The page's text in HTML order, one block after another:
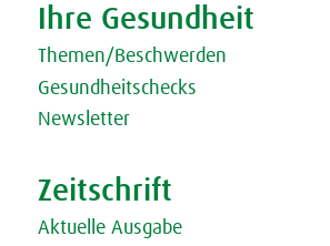
Ihre Gesundheit
Themen/Beschwerden
Gesundheitschecks
Newsletter
Zeitschrift
Aktuelle Ausgabe